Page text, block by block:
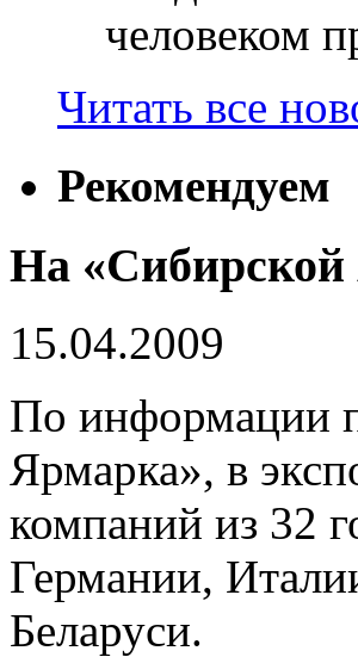
человеком
Читать все
Рекомендуем
На «Сибирской
15.04.2009
По информации
Ярмарка», в
компаний из 32
Германии,
Беларуси.